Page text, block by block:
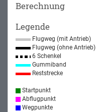
Berechnung
Legende
Flugweg (mit Antrieb)
Flugweg (ohne Antrieb)
6 Schenkel
Gummiband
Reststrecke
Startpunkt
Abflugpunkt
Wegpunkte